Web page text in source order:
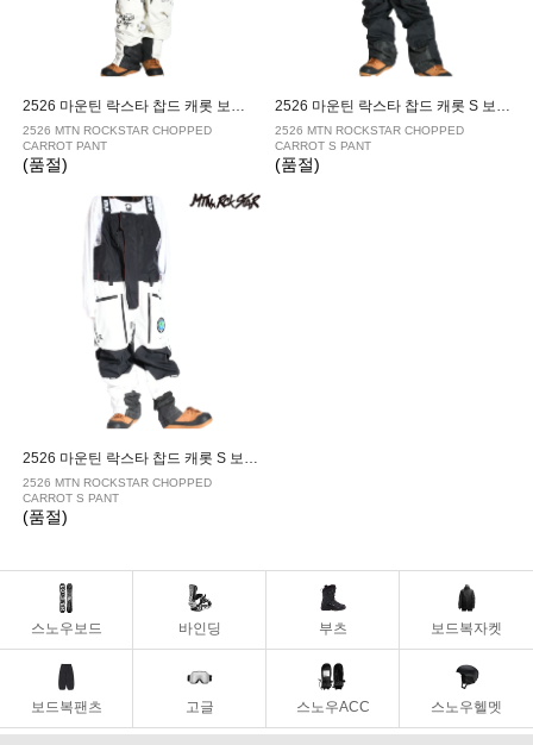
2526 마운틴 락스타 찹드 캐롯 보드복 팬츠 SNOW
2526 MTN ROCKSTAR CHOPPED
CARROT PANT
(품절)
2526 마운틴 락스타 찹드 캐롯 S 보드복 팬츠 ANTHRACITE
2526 MTN ROCKSTAR CHOPPED
CARROT S PANT
(품절)
2526 마운틴 락스타 찹드 캐롯 S 보드복 팬츠 D.WHITE
2526 MTN ROCKSTAR CHOPPED
CARROT S PANT
(품절)
스노우보드 바인딩 부츠 보드복자켓
보드복팬츠 고글 스노우ACC 스노우헬멧